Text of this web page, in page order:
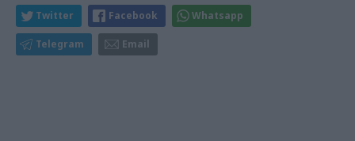
Twitter Facebook Whatsapp
Telegram Email